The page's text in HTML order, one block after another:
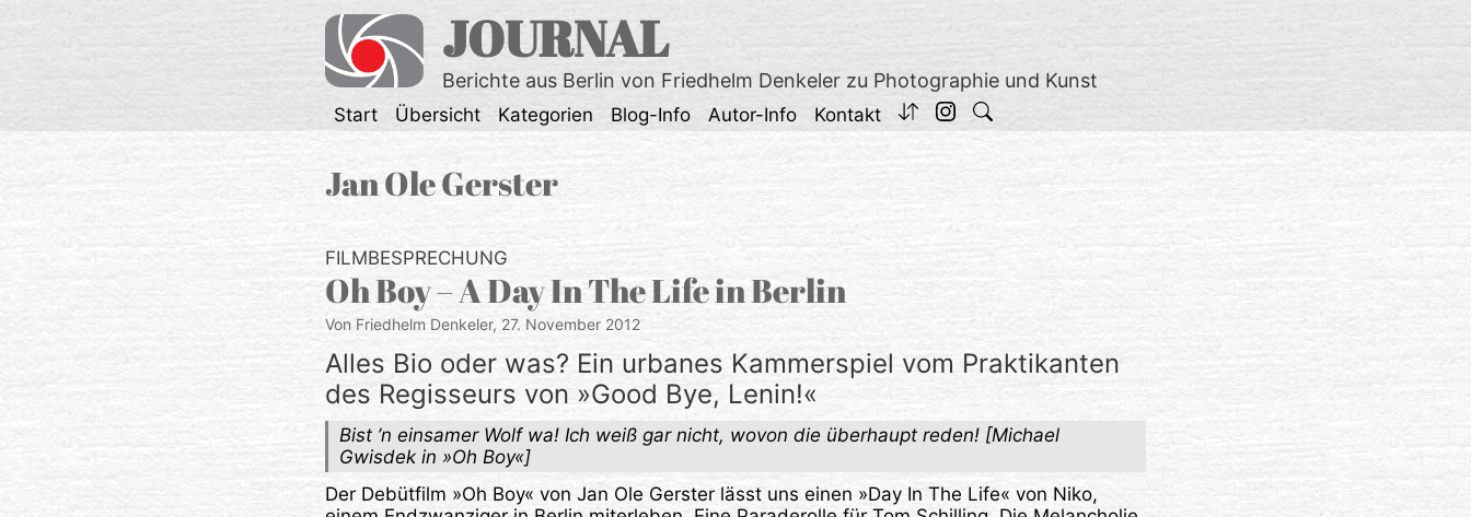
JOURNAL
Berichte aus Berlin von Friedhelm Denkeler zu Photographie und Kunst
Start Übersicht Kategorien Blog-Info Autor-Info Kontakt
Jan Ole Gerster
FILMBESPRECHUNG
Oh Boy – A Day In The Life in Berlin
Von Friedhelm Denkeler, 27. November 2012
Alles Bio oder was? Ein urbanes Kammerspiel vom Praktikanten
des Regisseurs von »Good Bye, Lenin!«
Bist ’n einsamer Wolf wa! Ich weiß gar nicht, wovon die überhaupt reden! [Michael
Gwisdek in »Oh Boy«]
Der Debütfilm »Oh Boy« von Jan Ole Gerster lässt uns einen »Day In The Life« von Niko,